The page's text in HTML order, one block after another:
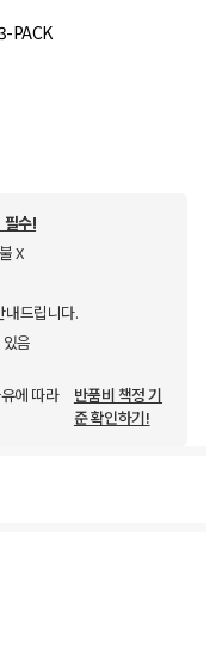
PACK
필수!
X
내드립니다.
음
에 따라
반품비 책정 기
준 확인하기!